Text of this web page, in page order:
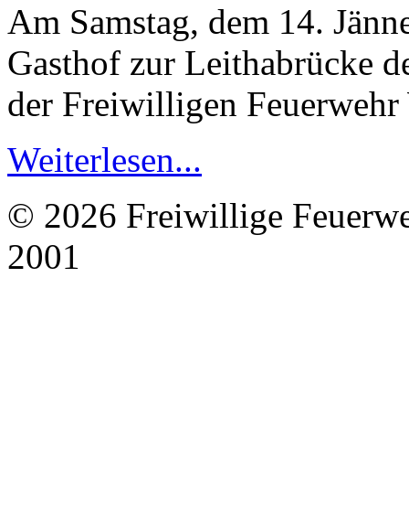
Am Samstag, dem 14.
Gasthof zur Leithabrücke
der Freiwilligen Feuerwehr
Weiterlesen...
© 2026 Freiwillige
2001